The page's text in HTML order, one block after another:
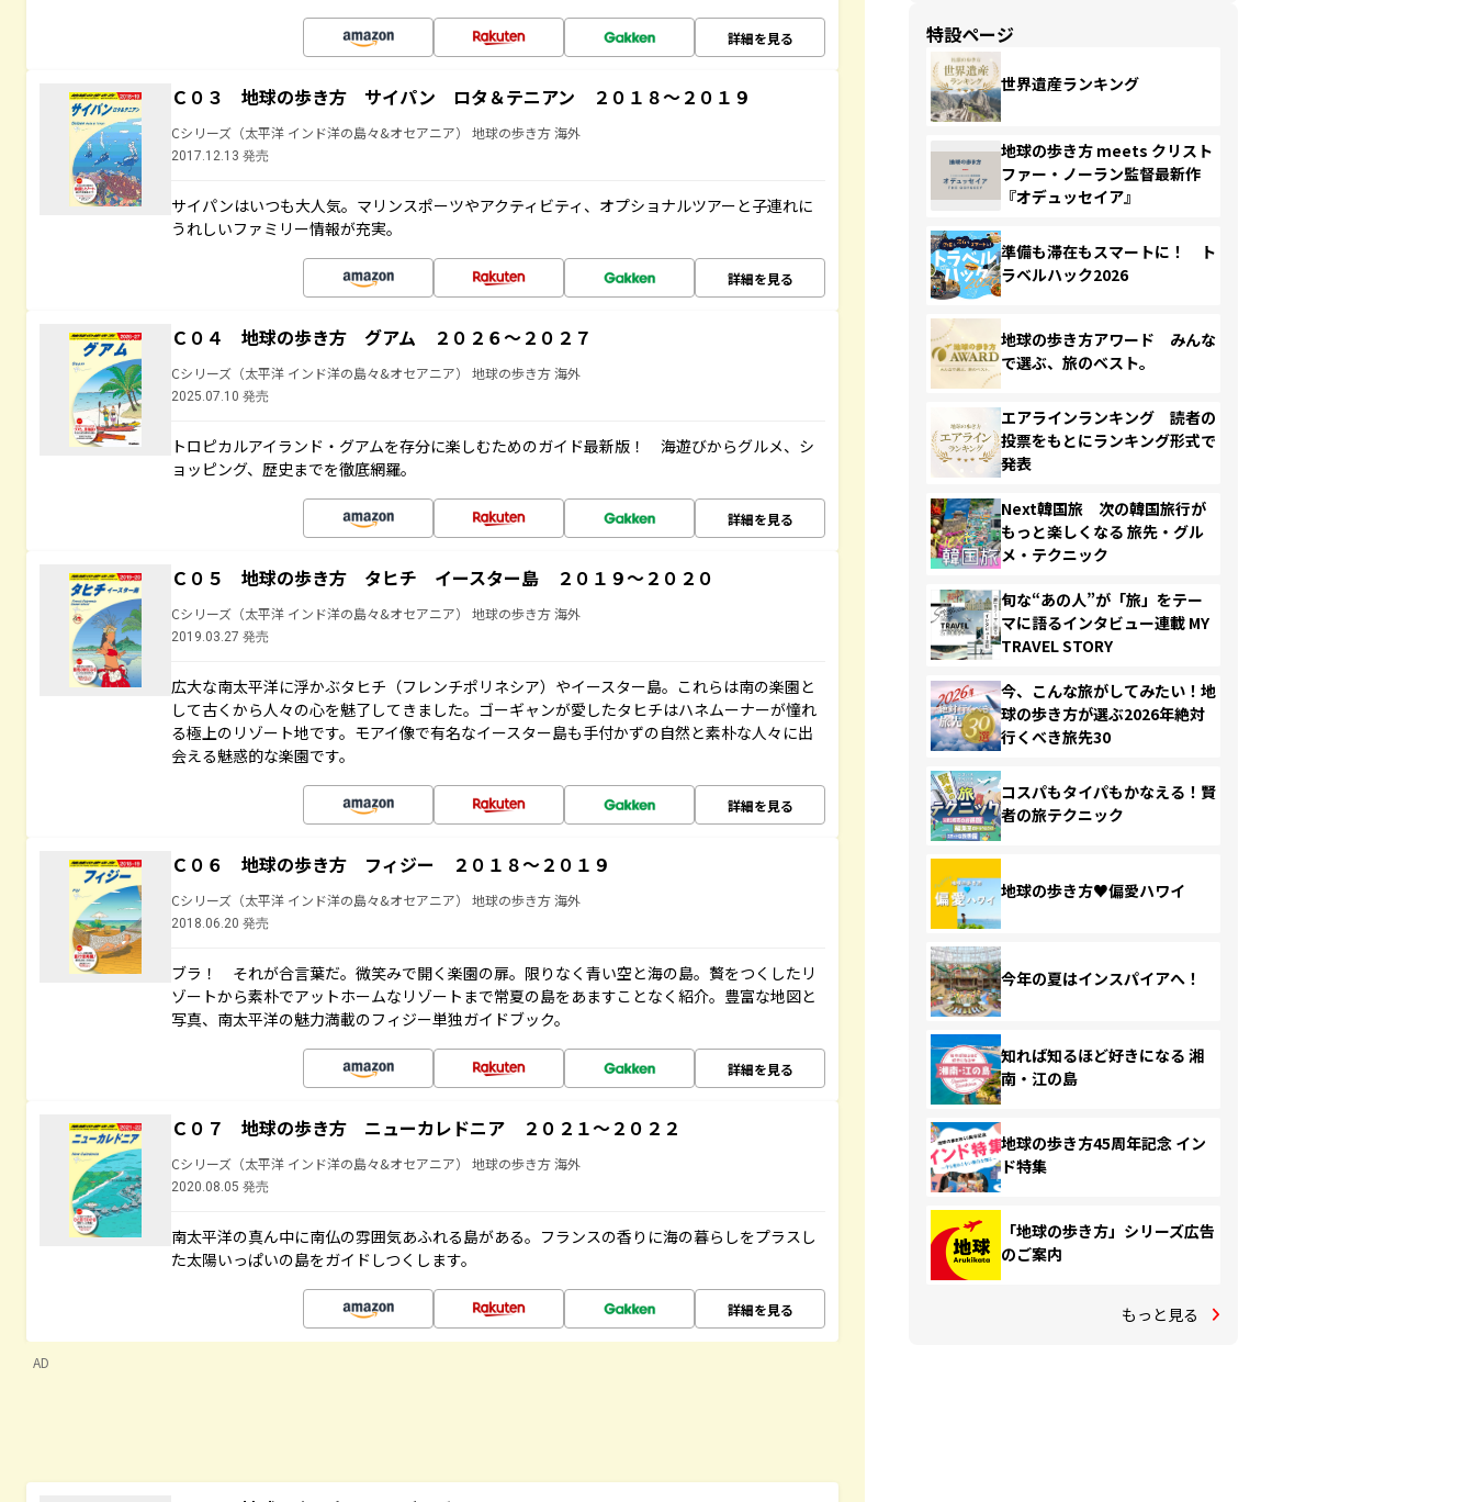
詳細を見る
Ｃ０３ 地球の歩き方 サイパン ロタ＆テニアン ２０１８～２０１９
Cシリーズ（太平洋 インド洋の島々&オセアニア） 地球の歩き方 海外
2017.12.13 発売
サイパンはいつも大人気。マリンスポーツやアクティビティ、オプショナルツアーと子連れに
うれしいファミリー情報が充実。
詳細を見る
Ｃ０４ 地球の歩き方 グアム ２０２６～２０２７
Cシリーズ（太平洋 インド洋の島々&オセアニア） 地球の歩き方 海外
2025.07.10 発売
トロピカルアイランド・グアムを存分に楽しむためのガイド最新版！ 海遊びからグルメ、シ
ョッピング、歴史までを徹底網羅。
詳細を見る
Ｃ０５ 地球の歩き方 タヒチ イースター島 ２０１９～２０２０
Cシリーズ（太平洋 インド洋の島々&オセアニア） 地球の歩き方 海外
2019.03.27 発売
広大な南太平洋に浮かぶタヒチ（フレンチポリネシア）やイースター島。これらは南の楽園と
して古くから人々の心を魅了してきました。ゴーギャンが愛したタヒチはハネムーナーが憧れ
る極上のリゾート地です。モアイ像で有名なイースター島も手付かずの自然と素朴な人々に出
会える魅惑的な楽園です。
詳細を見る
Ｃ０６ 地球の歩き方 フィジー ２０１８～２０１９
Cシリーズ（太平洋 インド洋の島々&オセアニア） 地球の歩き方 海外
2018.06.20 発売
ブラ！ それが合言葉だ。微笑みで開く楽園の扉。限りなく青い空と海の島。贅をつくしたリ
ゾートから素朴でアットホームなリゾートまで常夏の島をあますことなく紹介。豊富な地図と
写真、南太平洋の魅力満載のフィジー単独ガイドブック。
詳細を見る
Ｃ０７ 地球の歩き方 ニューカレドニア ２０２１～２０２２
Cシリーズ（太平洋 インド洋の島々&オセアニア） 地球の歩き方 海外
2020.08.05 発売
南太平洋の真ん中に南仏の雰囲気あふれる島がある。フランスの香りに海の暮らしをプラスし
た太陽いっぱいの島をガイドしつくします。
詳細を見る
AD
特設ページ
世界遺産ランキング
地球の歩き方 meets クリスト
ファー・ノーラン監督最新作
『オデュッセイア』
準備も滞在もスマートに！ ト
ラベルハック2026
地球の歩き方アワード みんな
で選ぶ、旅のベスト。
エアラインランキング 読者の
投票をもとにランキング形式で
発表
Next韓国旅 次の韓国旅行が
もっと楽しくなる 旅先・グル
メ・テクニック
旬な“あの人”が「旅」をテー
マに語るインタビュー連載 MY
TRAVEL STORY
今、こんな旅がしてみたい！地
球の歩き方が選ぶ2026年絶対
行くべき旅先30
コスパもタイパもかなえる！賢
者の旅テクニック
地球の歩き方♥偏愛ハワイ
今年の夏はインスパイアへ！
知れば知るほど好きになる 湘
南・江の島
地球の歩き方45周年記念 イン
ド特集
「地球の歩き方」シリーズ広告
のご案内
もっと見る